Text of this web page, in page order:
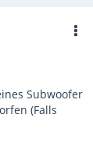
Subwoofer
(Falls